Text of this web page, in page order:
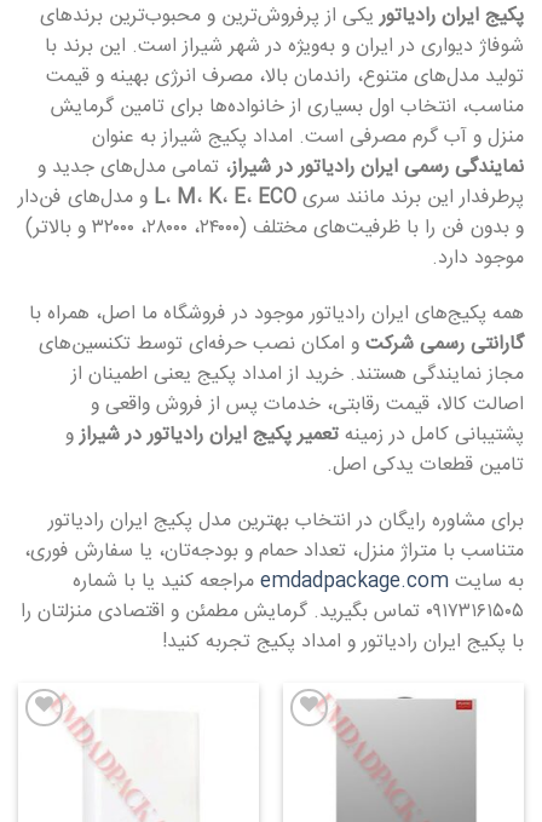
پکیج ایران رادیاتوریکی از پرفروش‌ترین و محبوب‌ترین برندهای
شوفاژ دیواری در ایران و به‌ویژه در شهر شیراز است. این برند با
تولید مدل‌های متنوع، راندمان بالا، مصرف انرژی بهینه و قیمت
مناسب، انتخاب اول بسیاری از خانواده‌ها برای تامین گرمایش
منزل و آب گرم مصرفی است. امداد پکیج شیراز به عنوان
نمایندگی رسمی ایران رادیاتور در شیراز، تمامی مدل‌های جدید و
پرطرفدار این برند مانند سری
L، M، K، E، ECO
و مدل‌های فن‌دار
و بدون فن را با ظرفیت‌های مختلف (۲۴۰۰۰، ۲۸۰۰۰، ۳۲۰۰۰ و بالاتر)
موجود دارد.
همه پکیج‌های ایران رادیاتور موجود در فروشگاه ما اصل، همراه با
گارانتی رسمی شرکت و امکان نصب حرفه‌ای توسط تکنسین‌های
مجاز نمایندگی هستند. خرید از امداد پکیج یعنی اطمینان از
اصالت کالا، قیمت رقابتی، خدمات پس از فروش واقعی و
پشتیبانی کامل در زمینه تعمیر پکیج ایران رادیاتور در شیراز و
تامین قطعات یدکی اصل.
برای مشاوره رایگان در انتخاب بهترین مدل پکیج ایران رادیاتور
متناسب با متراژ منزل، تعداد حمام و بودجه‌تان، یا سفارش فوری،
به سایت emdadpackage.com مراجعه کنید یا با شماره
۰۹۱۷۳۱۶۱۵۰۵ تماس بگیرید. گرمایش مطمئن و اقتصادی منزلتان را
با پکیج ایران رادیاتور و امداد پکیج تجربه کنید!